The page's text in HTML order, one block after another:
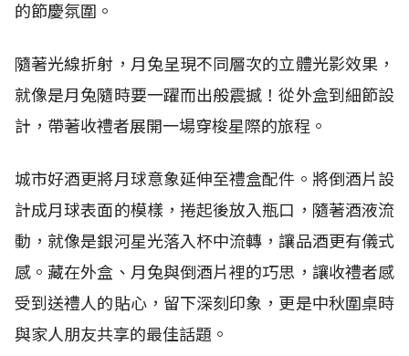
的節慶氛圍。
隨著光線折射，月兔呈現不同層次的立體光影效果，
就像是月兔隨時要一躍而出般震撼！從外盒到細節設
計，帶著收禮者展開一場穿梭星際的旅程。
城市好酒更將月球意象延伸至禮盒配件。將倒酒片設
計成月球表面的模樣，捲起後放入瓶口，隨著酒液流
動，就像是銀河星光落入杯中流轉，讓品酒更有儀式
感。藏在外盒、月兔與倒酒片裡的巧思，讓收禮者感
受到送禮人的貼心，留下深刻印象，更是中秋圍桌時
與家人朋友共享的最佳話題。